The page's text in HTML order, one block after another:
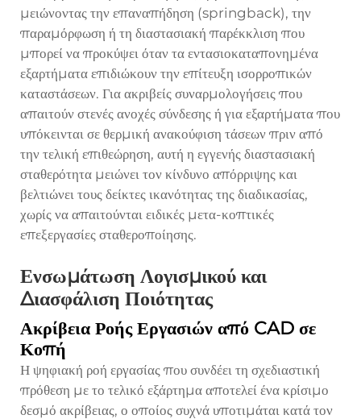
μειώνοντας την επαναπήδηση (springback), την
παραμόρφωση ή τη διαστασιακή παρέκκλιση που
μπορεί να προκύψει όταν τα εντασιοκαταπονημένα
εξαρτήματα επιδιώκουν την επίτευξη ισορροπικών
καταστάσεων. Για ακριβείς συναρμολογήσεις που
απαιτούν στενές ανοχές σύνδεσης ή για εξαρτήματα που
υπόκεινται σε θερμική ανακούφιση τάσεων πριν από
την τελική επιθεώρηση, αυτή η εγγενής διαστασιακή
σταθερότητα μειώνει τον κίνδυνο απόρριψης και
βελτιώνει τους δείκτες ικανότητας της διαδικασίας,
χωρίς να απαιτούνται ειδικές μετα-κοπτικές
επεξεργασίες σταθεροποίησης.
Ενσωμάτωση Λογισμικού και
Διασφάλιση Ποιότητας
Ακρίβεια Ροής Εργασιών από CAD σε
Κοπή
Η ψηφιακή ροή εργασίας που συνδέει τη σχεδιαστική
πρόθεση με το τελικό εξάρτημα αποτελεί ένα κρίσιμο
δεσμό ακρίβειας, ο οποίος συχνά υποτιμάται κατά τον